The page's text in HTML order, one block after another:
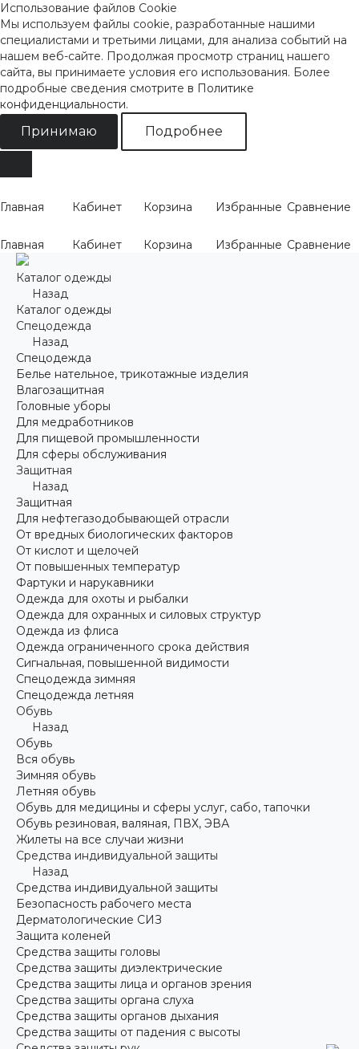
Использование файлов Cookie
Мы используем файлы cookie, разработанные нашими
специалистами и третьими лицами, для анализа событий на
нашем веб-сайте. Продолжая просмотр страниц нашего
сайта, вы принимаете условия его использования. Более
подробные сведения смотрите в Политике
конфиденциальности.
Принимаю Подробнее
Главная Кабинет Корзина Избранные Сравнение
Главная Кабинет Корзина Избранные Сравнение
Каталог одежды
Назад
Каталог одежды
Спецодежда
Назад
Спецодежда
Белье нательное, трикотажные изделия
Влагозащитная
Головные уборы
Для медработников
Для пищевой промышленности
Для сферы обслуживания
Защитная
Назад
Защитная
Для нефтегазодобывающей отрасли
От вредных биологических факторов
От кислот и щелочей
От повышенных температур
Фартуки и нарукавники
Одежда для охоты и рыбалки
Одежда для охранных и силовых структур
Одежда из флиса
Одежда ограниченного срока действия
Сигнальная, повышенной видимости
Спецодежда зимняя
Спецодежда летняя
Обувь
Назад
Обувь
Вся обувь
Зимняя обувь
Летняя обувь
Обувь для медицины и сферы услуг, сабо, тапочки
Обувь резиновая, валяная, ПВХ, ЭВА
Жилеты на все случаи жизни
Средства индивидуальной защиты
Назад
Средства индивидуальной защиты
Безопасность рабочего места
Дерматологические СИЗ
Защита коленей
Средства защиты головы
Средства защиты диэлектрические
Средства защиты лица и органов зрения
Средства защиты органа слуха
Средства защиты органов дыхания
Средства защиты от падения с высоты